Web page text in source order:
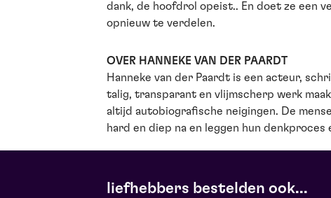
dank, de hoofdrol opeist.. En doet ze een
opnieuw te verdelen.
OVER HANNEKE VAN DER PAARDT
Hanneke van der Paardt is een acteur,
talig, transparant en vlijmscherp werk
altijd autobiografische neigingen. De
hard en diep na en leggen hun
liefhebbers bestelden ook...